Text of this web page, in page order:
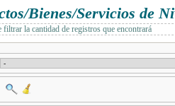
Bienes/Servicios de
filtrar la cantidad de registros que encontrará